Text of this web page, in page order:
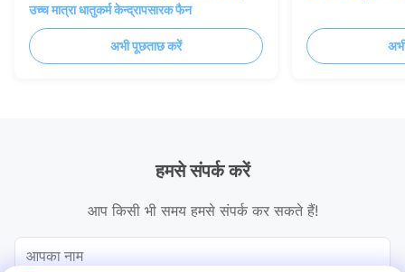
उच्च मात्रा धातुकर्म केन्द्रापसारक फैन
अभी पूछताछ करें
हमसे संपर्क करें
आप किसी भी समय हमसे संपर्क कर सकते हैं!